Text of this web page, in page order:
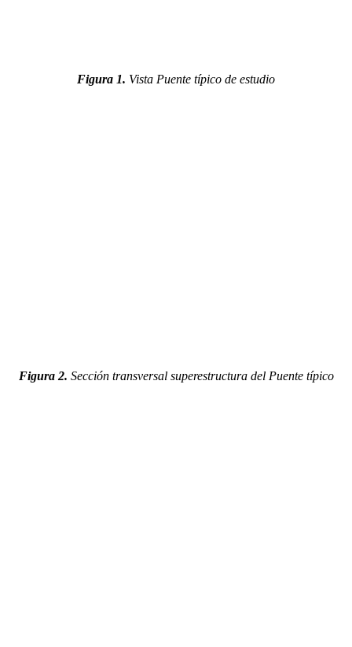
Figura 1. Vista Puente típico de estudio
Figura 2. Sección transversal superestructura del Puente típico